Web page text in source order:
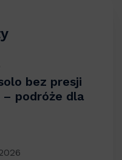
bez presji
podróże dla